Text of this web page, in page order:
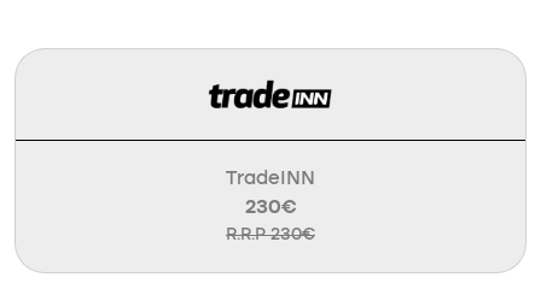
TradeINN
230€
R.R.P 230€